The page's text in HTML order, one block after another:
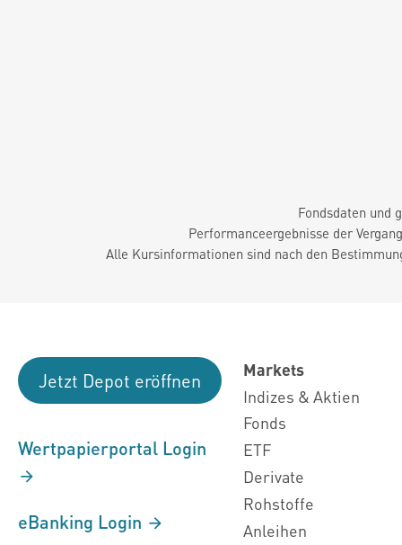
Fondsdaten und
Performanceergebnisse der
Alle Kursinformationen sind nach den
Jetzt Depot eröffnen
Wertpapierportal Login
eBanking Login
Markets
Indizes & Aktien
Fonds
ETF
Derivate
Rohstoffe
Anleihen